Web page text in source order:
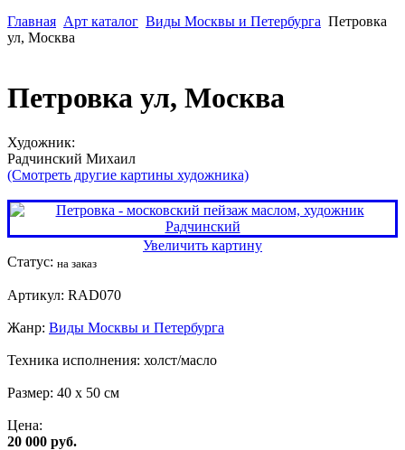
Главная Арт каталог Виды Москвы и Петербурга Петровка
ул, Москва
Петровка ул, Москва
Художник:
Радчинский Михаил
(Смотреть другие картины художника)
Увеличить картину
Статус: на заказ
Артикул: RAD070
Жанр: Виды Москвы и Петербурга
Техника исполнения: холст/масло
Размер: 40 x 50 см
Цена:
20 000 руб.